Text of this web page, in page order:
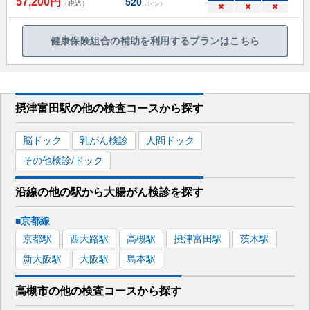
（税込） ポイント × × ×
健康保険組合の補助を利用するプランはこちら
摂津富田駅の他の検査コースから探す
脳ドック 乳がん検診
人間ドック
その他検診/ドック
沿線の他の駅から大腸がん検診を探す
■京都線
京都駅 西大路駅 高槻駅 摂津富田駅 茨木駅
新大阪駅 大阪駅 島本駅
高槻市の他の検査コースから探す